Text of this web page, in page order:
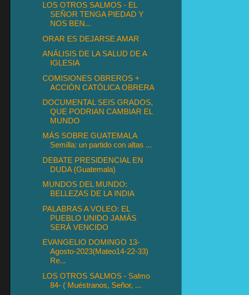
LOS OTROS SALMOS - EL
SEÑOR TENGA PIEDAD Y
NOS BEN...
ORAR ES DEJARSE AMAR
ANÁLISIS DE LA SALUD DE A
IGLESIA
COMISIONES OBREROS +
ACCIÓN CATÓLICA OBRERA
DOCUMENTAL SEIS GRADOS,
QUE PODRIAN CAMBIAR EL
MUNDO
MÁS SOBRE GUATEMALA
Semilla: un partido con altas ...
DEBATE PRESIDENCIAL EN
DUDA (Guatemala)
MUNDOS DEL MUNDO:
BELLEZAS DE LA INDIA
PALABRAS A VOLEO: EL
PUEBLO UNIDO JAMÁS
SERÁ VENCIDO
EVANGELIO DOMINGO 13-
Agosto-2023(Mateo14-22-33)
Re...
LOS OTROS SALMOS - Salmo
84- ( Muéstranos, Señor, ...